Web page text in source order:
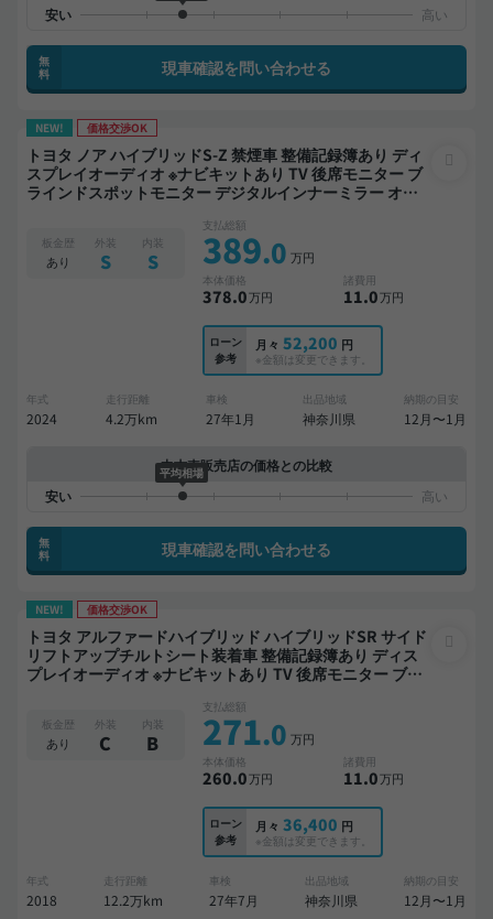
無
料
現車確認を問い合わせる
NEW! 価格交渉OK
トヨタ ノア ハイブリッドS-Z 禁煙車 整備記録簿あり ディ
スプレイオーディオ ※ナビキットあり TV 後席モニター ブ
ラインドスポットモニター デジタルインナーミラー オー
バックモニター 全方位カメラ ドライブレコーダー 社外ア
ルミ 衝突軽減 両側電動スライドドア 7人乗り
板金歴
あり
外装
S
内装
S
支払総額
389.0 万円
本体価格
378.0万円
諸費用
11.0万円
ローン
参考
月々 52,200 円
※金額は変更できます。
年式
2024
走行距離
4.2万km
車検
27年1月
出品地域
神奈川県
納期の目安
12月〜1月
中古車販売店の価格との比較
平均相場
無
料
現車確認を問い合わせる
NEW! 価格交渉OK
トヨタ アルファードハイブリッド ハイブリッドSR サイド
リフトアップチルトシート装着車 整備記録簿あり ディス
プレイオーディオ ※ナビキットあり TV 後席モニター ブラ
クルーズ 3列シート スマートキー ETC バックモニター ド
ライブレコーダー 衝突軽減 両側電動スライドドア 7人乗り
板金歴
あり
外装
C
内装
B
支払総額
271.0 万円
本体価格
260.0万円
諸費用
11.0万円
ローン
参考
月々 36,400 円
※金額は変更できます。
年式
2018
走行距離
12.2万km
車検
27年7月
出品地域
神奈川県
納期の目安
12月〜1月